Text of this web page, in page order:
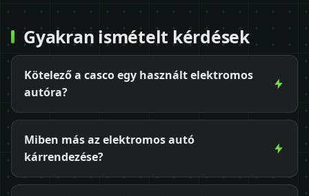
Gyakran ismételt kérdések
Kötelező a casco egy használt elektromos
autóra?
Miben más az elektromos autó
kárrendezése?